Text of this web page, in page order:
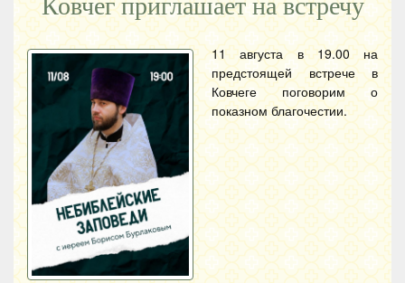
Ковчег приглашает на встречу
11 августа в 19.00 на
предстоящей встрече в
Ковчеге поговорим о
показном благочестии.